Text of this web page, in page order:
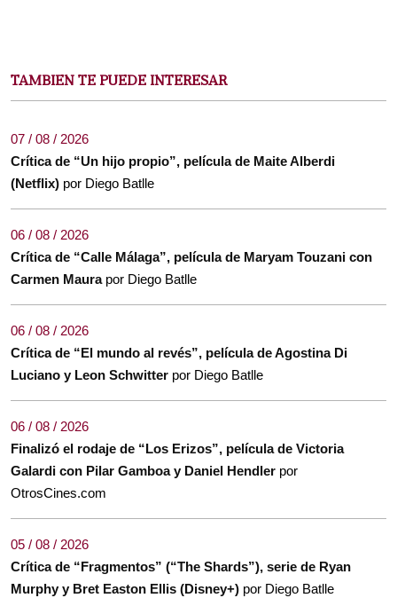
TAMBIEN TE PUEDE INTERESAR
07 / 08 / 2026
Crítica de “Un hijo propio”, película de Maite Alberdi
(Netflix) por Diego Batlle
06 / 08 / 2026
Crítica de “Calle Málaga”, película de Maryam Touzani con
Carmen Maura por Diego Batlle
06 / 08 / 2026
Crítica de “El mundo al revés”, película de Agostina Di
Luciano y Leon Schwitter por Diego Batlle
06 / 08 / 2026
Finalizó el rodaje de “Los Erizos”, película de Victoria
Galardi con Pilar Gamboa y Daniel Hendler por
OtrosCines.com
05 / 08 / 2026
Crítica de “Fragmentos” (“The Shards”), serie de Ryan
Murphy y Bret Easton Ellis (Disney+) por Diego Batlle